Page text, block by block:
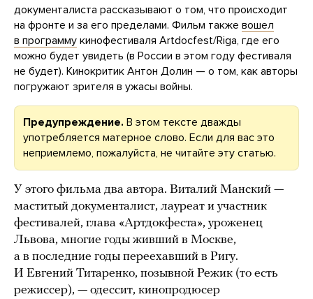
документалиста рассказывают о том, что происходит
на фронте и за его пределами. Фильм также вошел
в программу кинофестиваля Artdocfest/Riga, где его
можно будет увидеть (в России в этом году фестиваля
не будет). Кинокритик Антон Долин — о том, как авторы
погружают зрителя в ужасы войны.
Предупреждение. В этом тексте дважды
употребляется матерное слово. Если для вас это
неприемлемо, пожалуйста, не читайте эту статью.
У этого фильма два автора. Виталий Манский —
маститый документалист, лауреат и участник
фестивалей, глава «Артдокфеста», уроженец
Львова, многие годы живший в Москве,
а в последние годы переехавший в Ригу.
И Евгений Титаренко, позывной Режик (то есть
режиссер), — одессит, кинопродюсер